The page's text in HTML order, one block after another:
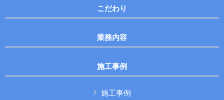
こだわり
業務内容
施工事例
施工事例